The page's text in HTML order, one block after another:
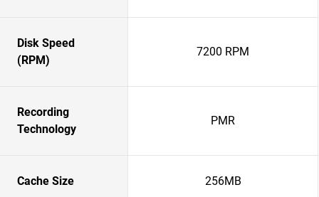
Disk Speed
(RPM)
7200 RPM
Recording
Technology
PMR
Cache Size 256MB